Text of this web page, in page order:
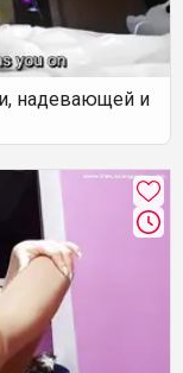
надевающей и